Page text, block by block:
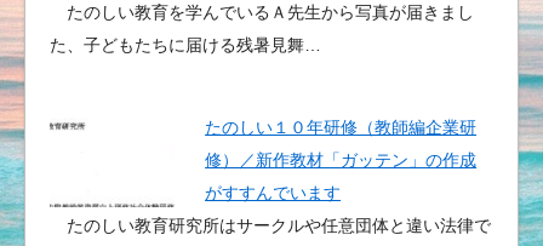
たのしい教育を学んでいるＡ先生から写真が届きまし
た、子どもたちに届ける残暑見舞…
たのしい１０年研修（教師編企業研
修）／新作教材「ガッテン」の作成
がすすんでいます
たのしい教育研究所はサークルや任意団体と違い法律で